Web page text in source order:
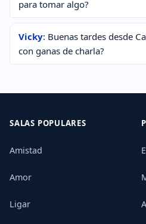
para tomar algo?
Vicky: Buenas tardes desde
con ganas de charla?
SALAS POPULARES
Amistad
Amor
Ligar